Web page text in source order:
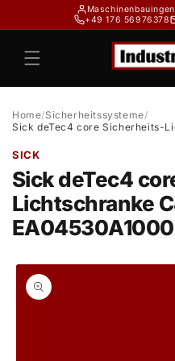
Inhalt
+49 176 56976378
Home/Sicherheitssysteme/
Sick deTec4 core Sicherheits-
SICK
Sick deTec4
Lichtschranke